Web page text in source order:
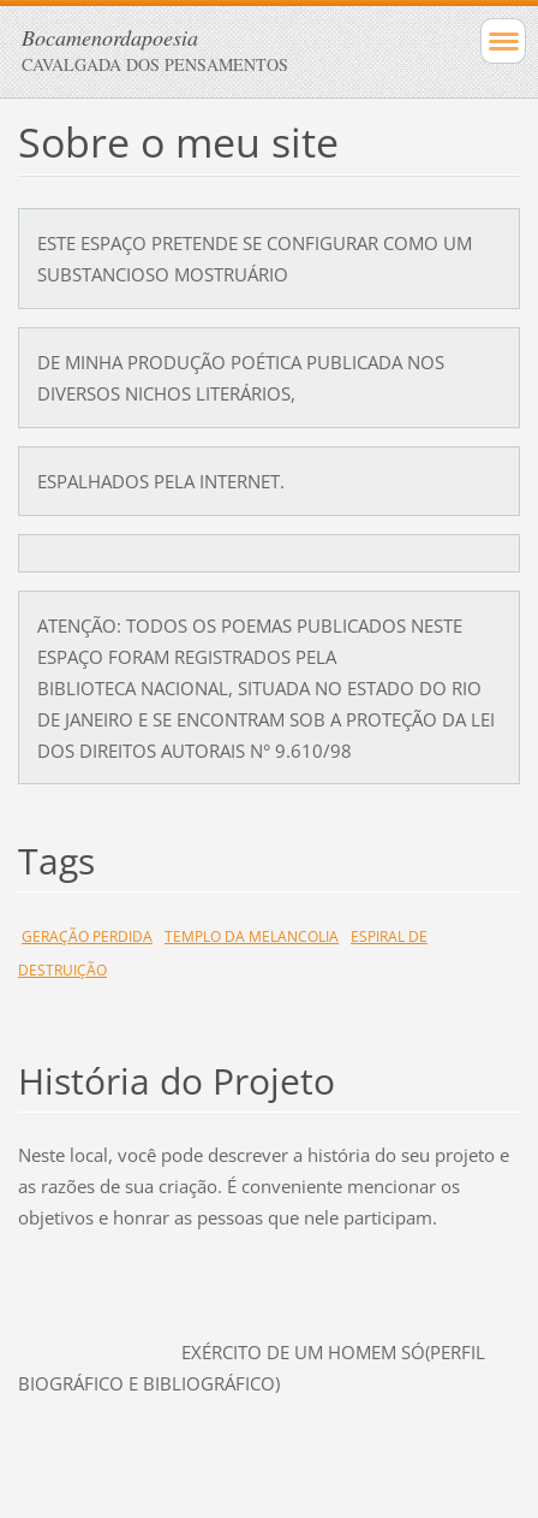
Bocamenordapoesia
CAVALGADA DOS PENSAMENTOS
Sobre o meu site
ESTE ESPAÇO PRETENDE SE CONFIGURAR COMO UM
SUBSTANCIOSO MOSTRUÁRIO
DE MINHA PRODUÇÃO POÉTICA PUBLICADA NOS
DIVERSOS NICHOS LITERÁRIOS,
ESPALHADOS PELA INTERNET.
ATENÇÃO: TODOS OS POEMAS PUBLICADOS NESTE
ESPAÇO FORAM REGISTRADOS PELA
BIBLIOTECA NACIONAL, SITUADA NO ESTADO DO RIO
DE JANEIRO E SE ENCONTRAM SOB A PROTEÇÃO DA LEI
DOS DIREITOS AUTORAIS N° 9.610/98
Tags
GERAÇÃO PERDIDA TEMPLO DA MELANCOLIA
ESPIRAL DE
DESTRUIÇÃO
História do Projeto
Neste local, você pode descrever a história do seu projeto e
as razões de sua criação. É conveniente mencionar os
objetivos e honrar as pessoas que nele participam.
EXÉRCITO DE UM HOMEM SÓ(PERFIL
BIOGRÁFICO E BIBLIOGRÁFICO)